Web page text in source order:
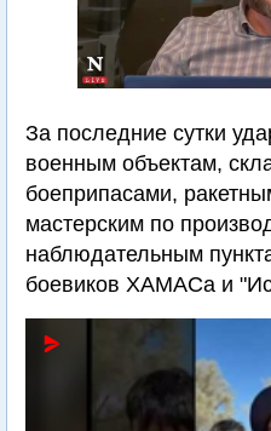
За последние сутки
военным объектам,
боеприпасами,
мастерским по
наблюдательным
боевиков ХАМАСа и